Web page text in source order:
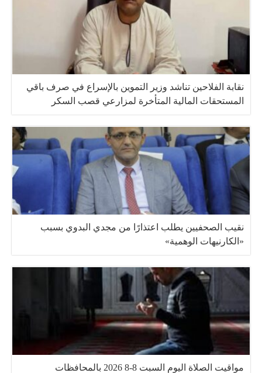
نقابة الفلاحين تناشد وزير التموين بالإسراع في صرف باقي
المستحقات المالية المتأخرة لمزارعي قصب السكر
نقيب الصحفيين يطلب اعتذارًا من مجدي البدوي بسبب
«الكارنيهات الوهمية»
مواقيت الصلاة اليوم السبت 8-8 2026 بالمحافظات